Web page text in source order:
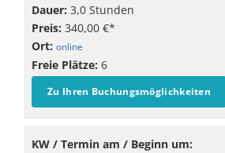
Dauer: 3,0 Stunden
Preis: 340,00 €*
Ort: online
Freie Plätze: 6
Zu Ihren Buchungsmöglichkeiten
KW / Termin am / Beginn um: